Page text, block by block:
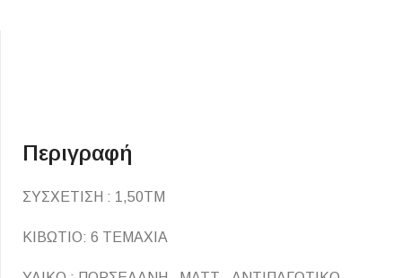
Περιγραφή
ΣΥΣΧΕΤΙΣΗ : 1,50ΤΜ
ΚΙΒΩΤΙΟ: 6 ΤΕΜΑΧΙΑ